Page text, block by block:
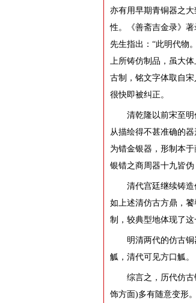
亦有用早期青铜器之
性。《善斋吉金录》
先生指出：“此明代物
上所铸仿制品，虽大
古制，铭文字体取自
很快即被纠正。
清乾隆以前宋至
从描绘得不甚准确的
为错金银器，形制本
银错之商周器十九皆
清代宫廷继续铸
如上述清仿古方鼎，
制，较典型地体现了这
明清两代的仿古
觚，清代可见方口觚。
综言之，历代仿
饰方面)多有随意变形